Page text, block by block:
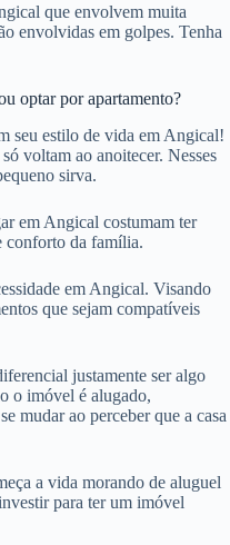
que envolvem muita
envolvidas em golpes. Tenha
optar por apartamento?
seu estilo de vida em Angical!
voltam ao anoitecer. Nesses
sirva.
em Angical costumam ter
conforto da família.
em Angical. Visando
que sejam compatíveis
justamente ser algo
o imóvel é alugado,
mudar ao perceber que a casa
a vida morando de aluguel
para ter um imóvel